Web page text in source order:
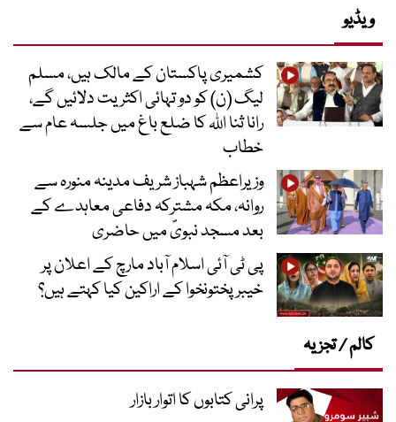
ویڈیو
کشمیری پاکستان کے مالک ہیں، مسلم
لیگ (ن) کو دو تہائی اکثریت دلائیں گے،
رانا ثنا اللہ کا ضلع باغ میں جلسہ عام سے
خطاب
وزیراعظم شہباز شریف مدینہ منورہ سے
روانہ، مکہ مشترکہ دفاعی معاہدے کے
بعد مسجد نبویؐ میں حاضری
پی ٹی آئی اسلام آباد مارچ کے اعلان پر
خیبر پختونخوا کے اراکین کیا کہتے ہیں؟
کالم / تجزیہ
پرانی کتابوں کا اتوار بازار